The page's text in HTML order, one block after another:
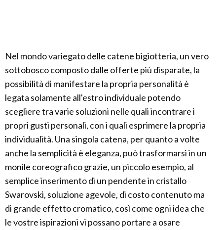
Nel mondo variegato delle catene bigiotteria, un vero
sottobosco composto dalle offerte più disparate, la
possibilità di manifestare la propria personalità è
legata solamente all'estro individuale potendo
scegliere tra varie soluzioni nelle quali incontrare i
propri gusti personali, con i quali esprimere la propria
individualità. Una singola catena, per quanto a volte
anche la semplicità è eleganza, può trasformarsi in un
monile coreografico grazie, un piccolo esempio, al
semplice inserimento di un pendente in cristallo
Swarovski, soluzione agevole, di costo contenuto ma
di grande effetto cromatico, così come ogni idea che
le vostre ispirazioni vi possano portare a osare